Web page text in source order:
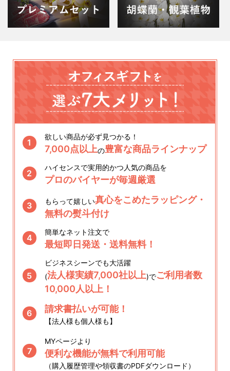
1
欲しい商品が必ず見つかる！
7,000点以上の豊富な商品ラインナップ
2
ハイセンスで実用的かつ人気の商品を
プロのバイヤーが毎週厳選
3 もらって嬉しい真心をこめたラッピング・
無料の熨斗付け
4
簡単なネット注文で
最短即日発送・送料無料！
5
ビジネスシーンでも大活躍
(法人様実績7,000社以上)でご利用者数
10,000人以上！
6 請求書払いが可能！
【法人様も個人様も】
7
MYページより
便利な機能が無料で利用可能
（購入履歴管理や領収書のPDFダウンロード）